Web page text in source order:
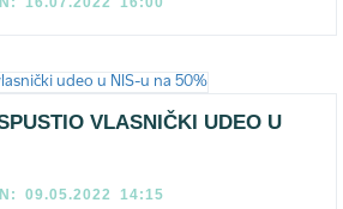
VLASNIČKI UDEO U
09.05.2022 14:15